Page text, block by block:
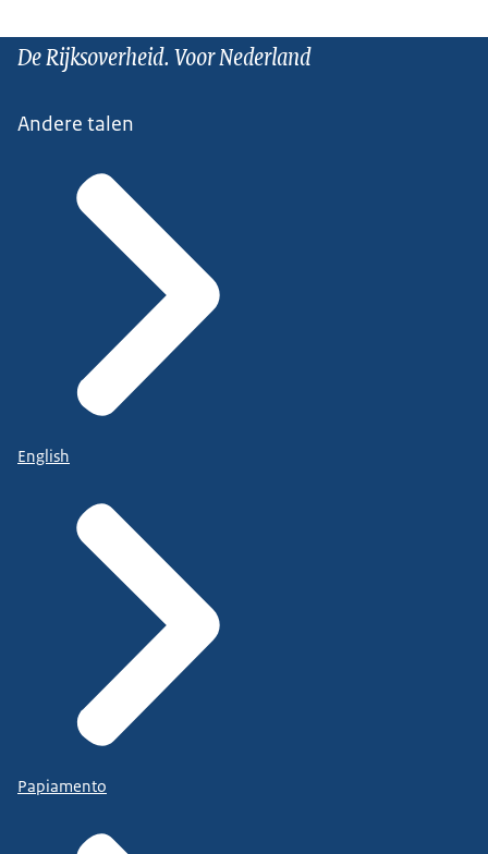
De Rijksoverheid. Voor Nederland
Andere talen
English
Papiamento